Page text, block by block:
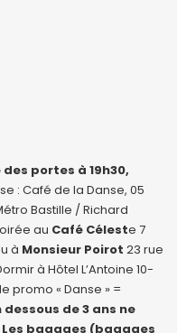
portes à 19h30,
: Café de la Danse, 05
Bastille / Richard
au Café Céleste 7
à Monsieur Poirot 23 rue
à Hôtel L’Antoine 10-
promo « Danse » =
de 3 ans ne
bagages (bagages